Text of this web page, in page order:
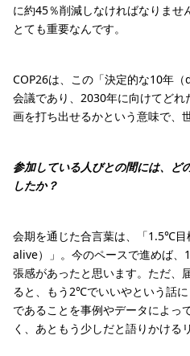
に約45％削減しなければなりませ
とても重要なんです。
COP26は、この「決定的な10年
会議であり、2030年に向けてど
画を打ち出せるかという意味で、
参加している人びとの間には、ど
したか？
会期を通じた合言葉は、「1.5℃
alive）」。今のペースで進めば
張感があったと思います。ただ、
ると、もう2℃でいいやという話
であることを事例やデータによっ
く、あともう少しだと語りかける